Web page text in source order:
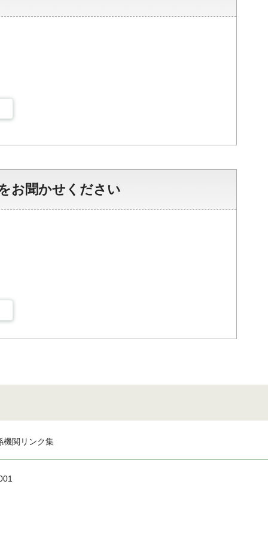
お聞かせください
機関リンク集